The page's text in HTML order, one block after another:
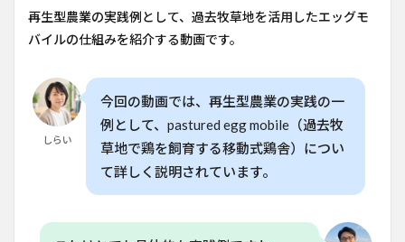
と再
生型
農業
5
収益
モデ
再生型農業の実践例として、過去牧草地を活用したエッグモ
バイルの仕組みを紹介する動画です。
しらい
今回の動画では、再生型農業の実践の一
例として、pastured egg mobile（過去牧
草地で鶏を飼育する移動式鶏舎）につい
て詳しく説明されています。